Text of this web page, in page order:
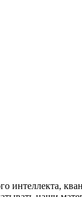
интеллекта,